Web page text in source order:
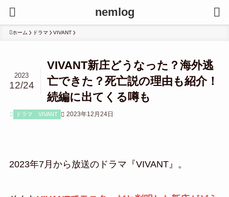
nemlog
ホーム ドラマ VIVANT
VIVANT新庄どうなった？海外逃
亡できた？死亡説の理由も紹介！
続編に出てくる噂も
2023
12/24
ドラマ VIVANT 2023年12月24日
2023年7月から放送のドラマ『VIVANT』。